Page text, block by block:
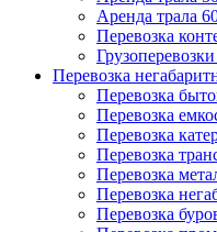
Аренда трала
Перевозка
Перевозка
Перевозка
Перевозка
Перевозка
Перевозка
Перевозка
Перевозка
Перевозка